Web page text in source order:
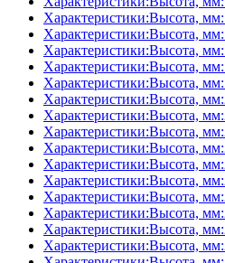
Характеристики:Высота,
Характеристики:Высота,
Характеристики:Высота,
Характеристики:Высота,
Характеристики:Высота,
Характеристики:Высота,
Характеристики:Высота,
Характеристики:Высота,
Характеристики:Высота,
Характеристики:Высота,
Характеристики:Высота,
Характеристики:Высота,
Характеристики:Высота,
Характеристики:Высота,
Характеристики:Высота,